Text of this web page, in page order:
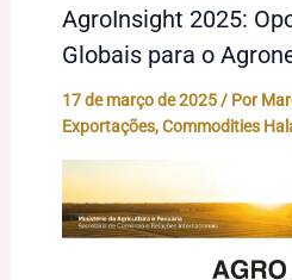
AgroInsight 2025:
Globais para o
17 de março de 2025 / Por
Exportações,Commodities